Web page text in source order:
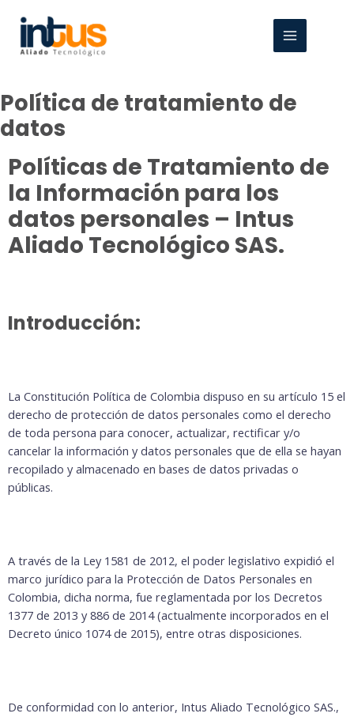
contenido
MAIN
MENU
Política de tratamiento de
datos
Políticas de Tratamiento de
la Información para los
datos personales – Intus
Aliado Tecnológico SAS.
Introducción:
La Constitución Política de Colombia dispuso en su artículo 15 el
derecho de protección de datos personales como el derecho
de toda persona para conocer, actualizar, rectificar y/o
cancelar la información y datos personales que de ella se hayan
recopilado y almacenado en bases de datos privadas o
públicas.
A través de la Ley 1581 de 2012, el poder legislativo expidió el
marco jurídico para la Protección de Datos Personales en
Colombia, dicha norma, fue reglamentada por los Decretos
1377 de 2013 y 886 de 2014 (actualmente incorporados en el
Decreto único 1074 de 2015), entre otras disposiciones.
De conformidad con lo anterior, Intus Aliado Tecnológico SAS.,